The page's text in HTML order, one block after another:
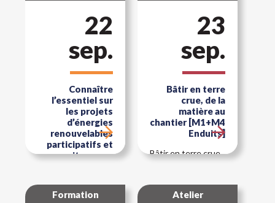
de France Active
22
sep.
Connaître
l’essentiel sur
les projets
d’énergies
renouvelables
participatifs et
citoyens –
Formation ADEME
23
sep.
Bâtir en terre
crue, de la
matière au
chantier [M1+M4
Enduits]
Bâtir en terre crue,
Formation Atelier